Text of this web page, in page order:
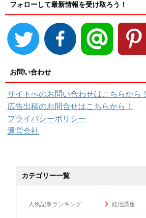
フォローして最新情報を受け取ろう！
お問い合わせ
サイトへのお問い合わせはこちらから！
広告出稿のお問合せはこちらから！
プライバシーポリシー
運営会社
カテゴリー一覧
人気記事ランキング 妊活講座